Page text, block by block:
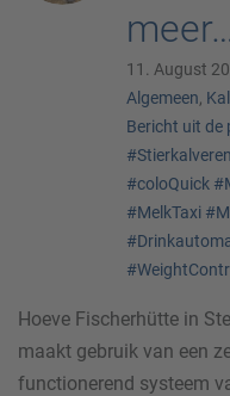
11. August
Algemeen,
Bericht uit de
#Stierkalveren
#coloQuick
#MelkTaxi
Hoeve Fischerhütte in
maakt gebruik van een
functionerend systeem